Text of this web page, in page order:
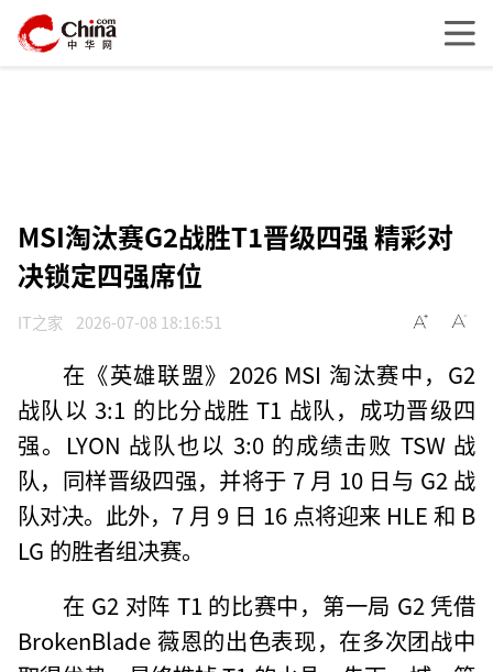
MSI淘汰赛G2战胜T1晋级四强 精彩对
决锁定四强席位
IT之家 2026-07-08 18:16:51
在《英雄联盟》2026 MSI 淘汰赛中，G2
战队以 3:1 的比分战胜 T1 战队，成功晋级四
强。LYON 战队也以 3:0 的成绩击败 TSW 战
队，同样晋级四强，并将于 7 月 10 日与 G2 战
队对决。此外，7 月 9 日 16 点将迎来 HLE 和 B
LG 的胜者组决赛。
在 G2 对阵 T1 的比赛中，第一局 G2 凭借
BrokenBlade 薇恩的出色表现，在多次团战中